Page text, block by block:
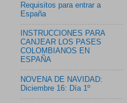
Requisitos para entrar a
España
INSTRUCCIONES PARA
CANJEAR LOS PASES
COLOMBIANOS EN
ESPAÑA
NOVENA DE NAVIDAD:
Diciembre 16: Día 1º